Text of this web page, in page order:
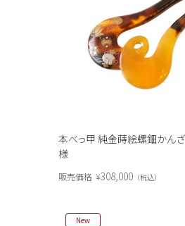
本べっ甲 純金蒔絵螺鈿かん
様
販売価格 ¥308,000 税込
New